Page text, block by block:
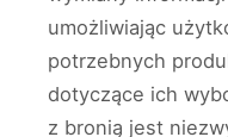
umożliwiając
potrzebnych
dotyczące ich
z bronią jest